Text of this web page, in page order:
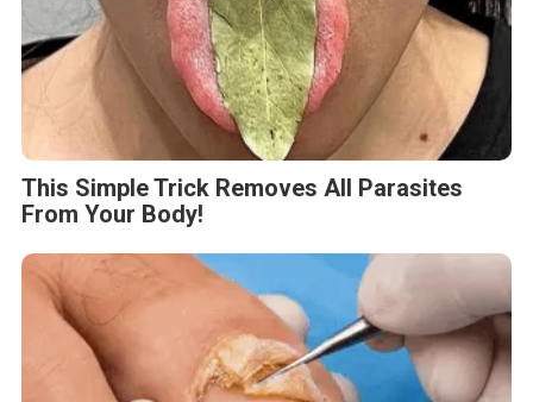
This Simple Trick Removes All Parasites
From Your Body!